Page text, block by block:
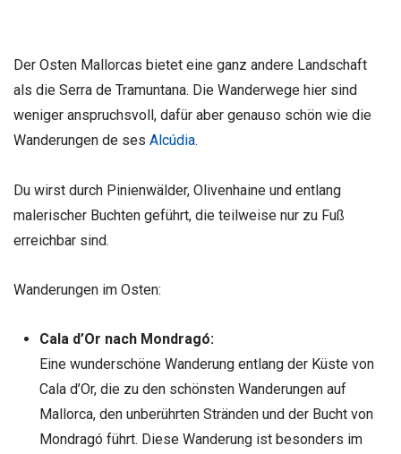
Der Osten Mallorcas bietet eine ganz andere Landschaft
als die Serra de Tramuntana. Die Wanderwege hier sind
weniger anspruchsvoll, dafür aber genauso schön wie die
Wanderungen de ses Alcúdia.
Du wirst durch Pinienwälder, Olivenhaine und entlang
malerischer Buchten geführt, die teilweise nur zu Fuß
erreichbar sind.
Wanderungen im Osten:
Cala d’Or nach Mondragó:
Eine wunderschöne Wanderung entlang der Küste von
Cala d’Or, die zu den schönsten Wanderungen auf
Mallorca, den unberührten Stränden und der Bucht von
Mondragó führt. Diese Wanderung ist besonders im